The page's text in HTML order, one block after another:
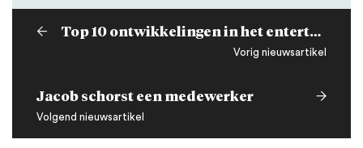
Top 10 ontwikkelingen in het entertainmentrecht in 2020-2021
Vorig nieuwsartikel
Jacob schorst een medewerker
Volgend nieuwsartikel